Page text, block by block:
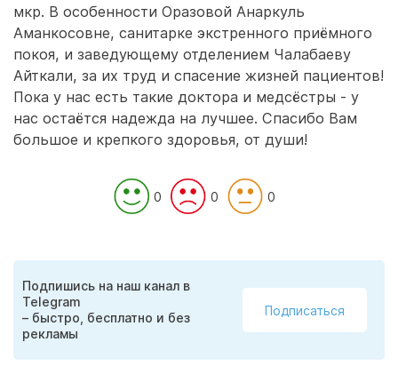
мкр. В особенности Оразовой Анаркуль
Аманкосовне, санитарке экстренного приёмного
покоя, и заведующему отделением Чалабаеву
Айткали, за их труд и спасение жизней пациентов!
Пока у нас есть такие доктора и медсёстры - у
нас остаётся надежда на лучшее. Спасибо Вам
большое и крепкого здоровья, от души!
0 0 0
Подпишись на наш канал в
Telegram
– быстро, бесплатно и без
рекламы
Подписаться